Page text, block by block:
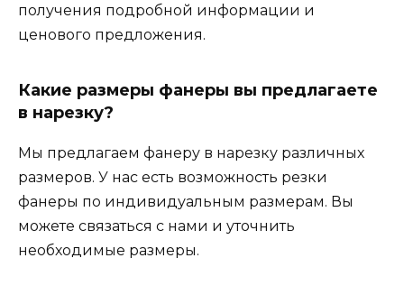
получения подробной информации и
ценового предложения.
Какие размеры фанеры вы предлагаете
в нарезку?
Мы предлагаем фанеру в нарезку различных
размеров. У нас есть возможность резки
фанеры по индивидуальным размерам. Вы
можете связаться с нами и уточнить
необходимые размеры.